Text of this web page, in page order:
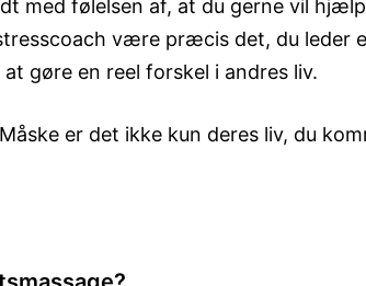
med følelsen af, at du gerne vil
være præcis det, du leder
gøre en reel forskel i andres liv.
er det ikke kun deres liv, du